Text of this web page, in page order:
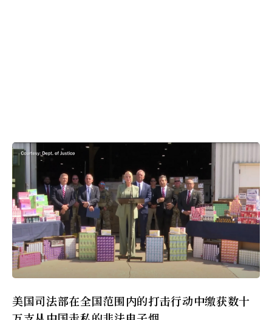
美国司法部在全国范围内的打击行动中缴获数十